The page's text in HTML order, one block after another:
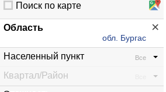
Поиск по карте
Область
обл. Бургас
×
Населенный пункт Все
Квартал/Район